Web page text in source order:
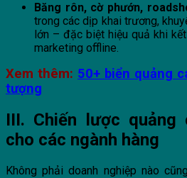
Băng rôn, cờ phướn,
trong các dịp khai trương,
lớn – đặc biệt hiệu quả khi
marketing offline.
Xem thêm: 50+ biển quảng
tượng
III. Chiến lược quảng
cho các ngành hàng
Không phải doanh nghiệp nào